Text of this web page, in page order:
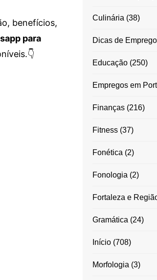
benefícios,
para
Culinária (38)
Dicas de Emprego
Educação(250)
Empregos em
Finanças(216)
Fitness(37)
Fonética (2)
Fonologia (2)
Fortaleza e
Gramática (24)
Início(708)
Morfologia (3)